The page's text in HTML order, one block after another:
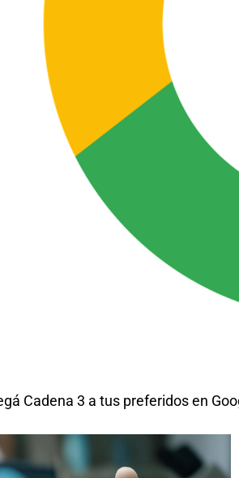
Cadena 3 a tus preferidos en